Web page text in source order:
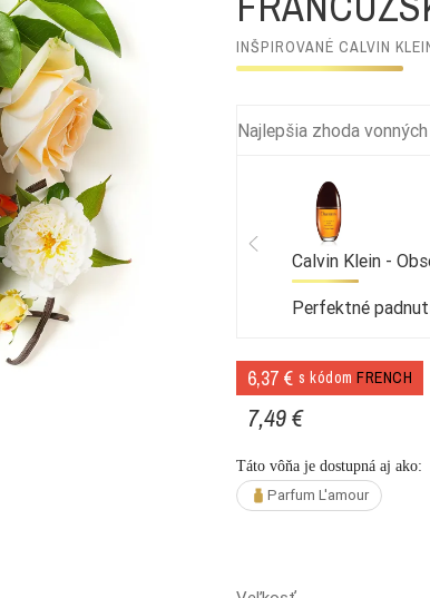
INŠPIROVANÉ CALVIN
Najlepšia zhoda
Calvin Klein -
Perfektné
6,37 € s kódom FRENCH
7,49 €
Táto vôňa je dostupná aj ako:
Parfum L'amour